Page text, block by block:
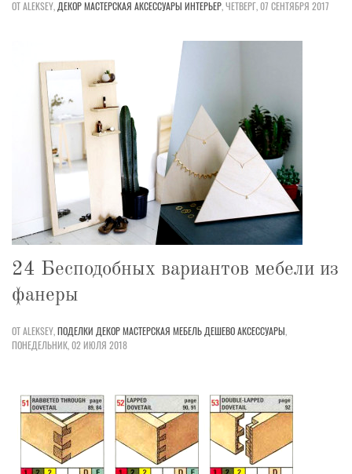
ОТ ALEKSEY, ДЕКОРМАСТЕРСКАЯ АКСЕССУАРЫ ИНТЕРЬЕР,ЧЕТВЕРГ, 07 СЕНТЯБРЯ 2017
24 Бесподобных вариантов мебели из
фанеры
ОТ ALEKSEY,ПОДЕЛКИ ДЕКОРМАСТЕРСКАЯ МЕБЕЛЬ ДЕШЕВОАКСЕССУАРЫ,
ПОНЕДЕЛЬНИК, 02 ИЮЛЯ 2018